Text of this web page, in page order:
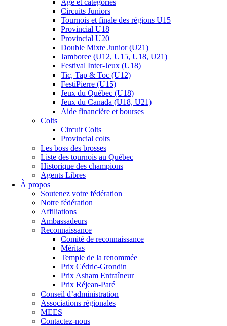
Âge et catégories
Circuits Juniors
Tournois et finale des régions U15
Provincial U18
Provincial U20
Double Mixte Junior (U21)
Jamboree (U12, U15, U18, U21)
Festival Inter-Jeux (U18)
Tic, Tap & Toc (U12)
FestiPierre (U15)
Jeux du Québec (U18)
Jeux du Canada (U18, U21)
Aide financière et bourses
Colts
Circuit Colts
Provincial colts
Les boss des brosses
Liste des tournois au Québec
Historique des champions
Agents Libres
À propos
Soutenez votre fédération
Notre fédération
Affiliations
Ambassadeurs
Reconnaissance
Comité de reconnaissance
Méritas
Temple de la renommée
Prix Cédric-Grondin
Prix Asham Entraîneur
Prix Réjean-Paré
Conseil d’administration
Associations régionales
MEES
Contactez-nous